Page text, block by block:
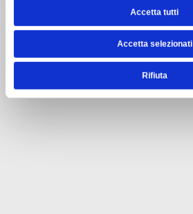
Accetta tutti
Accetta selezionati
Rifiuta